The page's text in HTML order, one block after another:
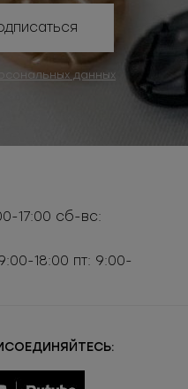
данных
17:00 сб-вс:
18:00 пт: 9:00-